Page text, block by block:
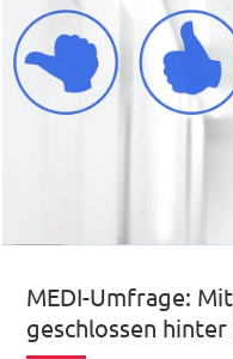
MEDI-Umfrage:
geschlossen